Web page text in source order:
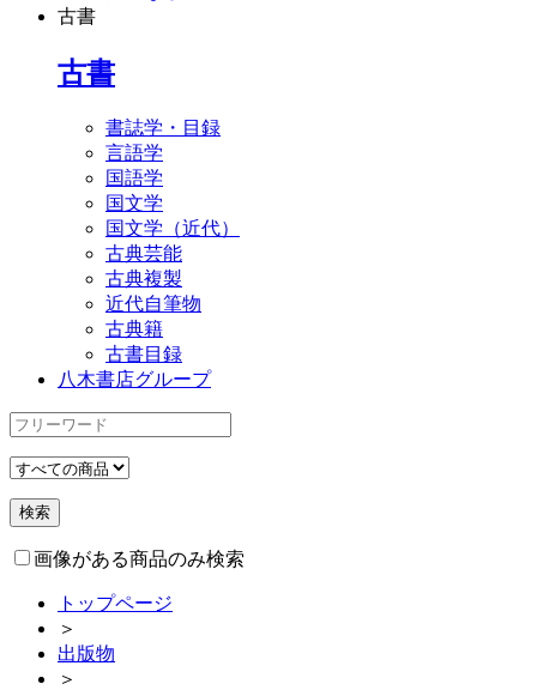
古書
古書
書誌学・目録
言語学
国語学
国文学
国文学（近代）
古典芸能
古典複製
近代自筆物
古典籍
古書目録
八木書店グループ
画像がある商品のみ検索
トップページ
＞
出版物
＞